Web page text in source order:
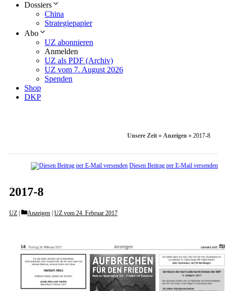
Dossiers
China
Strategiepapier
Abo
UZ abonnieren
Anmelden
UZ als PDF (Archiv)
UZ vom 7. August 2026
Spenden
Shop
DKP
Unsere Zeit » Anzeigen » 2017-8
Diesen Beitrag per E-Mail versenden
2017-8
UZ Categories
Anzeigen UZ vom 24. Februar 2017